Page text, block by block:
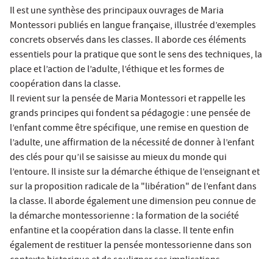
Il est une synthèse des principaux ouvrages de Maria
Montessori publiés en langue française, illustrée d’exemples
concrets observés dans les classes. Il aborde ces éléments
essentiels pour la pratique que sont le sens des techniques, la
place et l’action de l’adulte, l’éthique et les formes de
coopération dans la classe.
Il revient sur la pensée de Maria Montessori et rappelle les
grands principes qui fondent sa pédagogie : une pensée de
l’enfant comme être spécifique, une remise en question de
l’adulte, une affirmation de la nécessité de donner à l’enfant
des clés pour qu’il se saisisse au mieux du monde qui
l’entoure. Il insiste sur la démarche éthique de l’enseignant et
sur la proposition radicale de la "libération" de l’enfant dans
la classe. Il aborde également une dimension peu connue de
la démarche montessorienne : la formation de la société
enfantine et la coopération dans la classe. Il tente enfin
également de restituer la pensée montessorienne dans son